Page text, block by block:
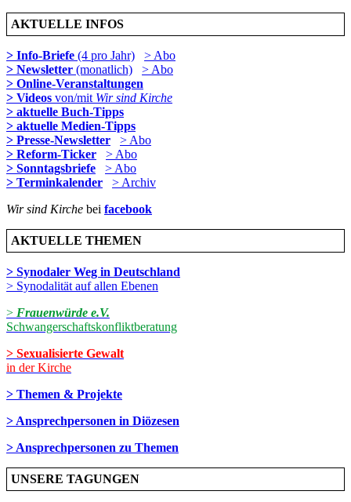
AKTUELLE INFOS
> Info-Briefe (4 pro Jahr)
> Abo
> Newsletter (monatlich)
> Abo
> Online-Veranstaltungen
> Videos von/mit Wir sind Kirche
> aktuelle Buch-Tipps
> aktuelle Medien-Tipps
> Presse-Newsletter
> Abo
> Reform-Ticker
> Abo
> Sonntagsbriefe
> Abo
> Terminkalender
> Archiv
Wir sind Kirche bei facebook
AKTUELLE THEMEN
> Synodaler Weg in Deutschland
> Synodalität auf allen Ebenen
> Frauenwürde e.V.
Schwangerschaftskonfliktberatung
> Sexualisierte Gewalt
in der Kirche
> Themen & Projekte
> Ansprechpersonen in Diözesen
> Ansprechpersonen zu Themen
UNSERE TAGUNGEN